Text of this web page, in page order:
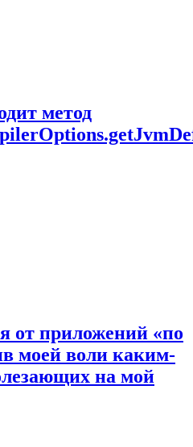
метод
от приложений «по
моей воли каким-
на мой